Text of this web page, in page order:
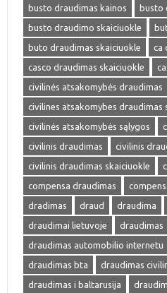
busto draudimas kainos
busto
busto draudimo skaiciuokle
buto draudimas skaiciuokle
ca
casco draudimas skaiciuokle
civilinės atsakomybės draudimas
civilines atsakomybes draudimas
civilinės atsakomybės sąlygos
civilinis draudimas
civilinis
civilinis draudimas skaiciuokle
compensa draudimas
dradimas
draud draudima
draudimai lietuvoje
draudimas
draudimas automobilio internetu
draudimas bta
draudimas
draudimas i baltarusija